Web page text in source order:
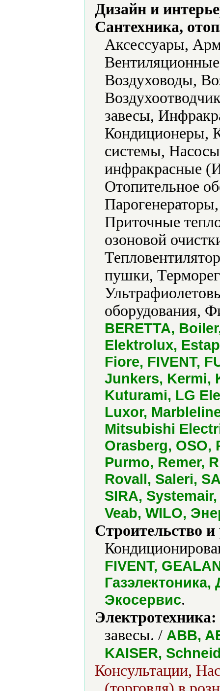
Дизайн и
Сантехника,
Аксессуары,
Воздуховоды,
завесы,
Кондиционеры,
системы,
инфракрасные
Отопительное
Приточные
озоновой
пушки,
оборудования,
BERETTA,
Elektrolux,
Fiore, FIVENT,
Junkers, Kermi,
Kuturami, LG
Luxor,
Mitsubishi
Orasberg, OSO,
Purmo, Remer,
Rovall, Saleri,
SIRA,
Veab, WILO,
Строительство
FIVENT,
Экосервис.
Электротехника:
завесы. / ABB,
KAISER,
Консультации,